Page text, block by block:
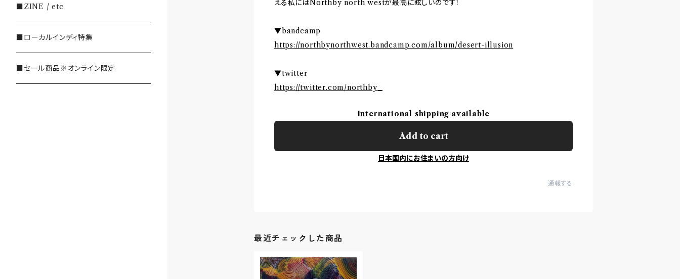
える私にはNorthby north westが最高に眩しいのです！
▼bandcamp
https://northbynorthwest.bandcamp.com/album/desert-illusion
▼twitter
https://twitter.com/northby_
International shipping available
Add to cart
日本国内にお住まいの方向け
通報する
最近チェックした商品
・SHOEGAZE/DREAMPOP/POST
ROCK
・OTHER(LOUD/JUNK/RAP/ et
c...)
■ZINE / etc
■ローカルインディ特集
■セール商品※オンライン限定